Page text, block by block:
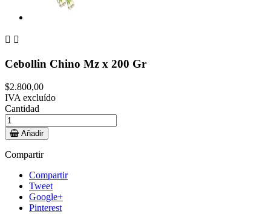
 
Cebollin Chino Mz x 200 Gr
$2.800,00
IVA excluído
Cantidad
Añadir
Compartir
Compartir
Tweet
Google+
Pinterest